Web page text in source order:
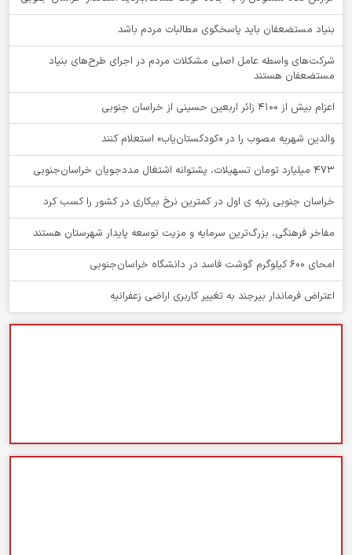
بنیاد مستضعفان باید پاسخگوی مطالبات مردم باشد
شرکت‌های واسطه عامل اصلی مشکلات مردم در اجرای طرح‌های بنیاد
مستضعفان هستند
اعزام بیش از 4100 زائر اربعین حسینی از خراسان جنوبی
والدین شهریه مصوب را در «کودکستان‌یاب» استعلام کنند
۴۷۳ میلیارد تومان تسهیلات، پشتوانه اشتغال مددجویان خراسان‌جنوبی
خراسان جنوبی رتبه ی اول در کمترین نرخ بیکاری در کشور را کسب کرد
مفاخر فرهنگی، بزرگ‌ترین سرمایه و مزیت توسعه پایدار شهرستان هستند
امحای ۶۰۰ کیلوگرم گوشت فاسد در دانشگاه خراسان‌جنوبی
اعتراض فرماندار بیرجند به تغییر کاربری اراضی زعفرانیه